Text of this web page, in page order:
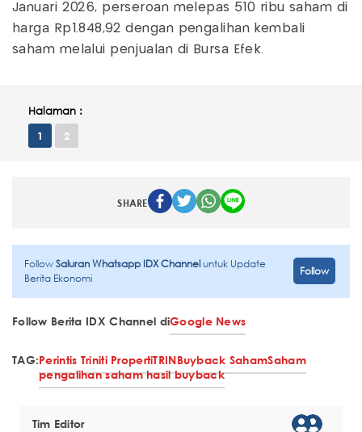
Januari 2026, perseroan melepas 510 ribu saham di
harga Rp1.848,92 dengan pengalihan kembali
saham melalui penjualan di Bursa Efek.
Halaman :
1 2
SHARE
FollowSaluran Whatsapp IDX Channeluntuk Update
Berita Ekonomi
Follow
Follow Berita IDX Channel diGoogle News
TAG:Perintis Triniti PropertiTRINBuyback SahamSaham
pengalihan saham hasil buyback
Tim Editor